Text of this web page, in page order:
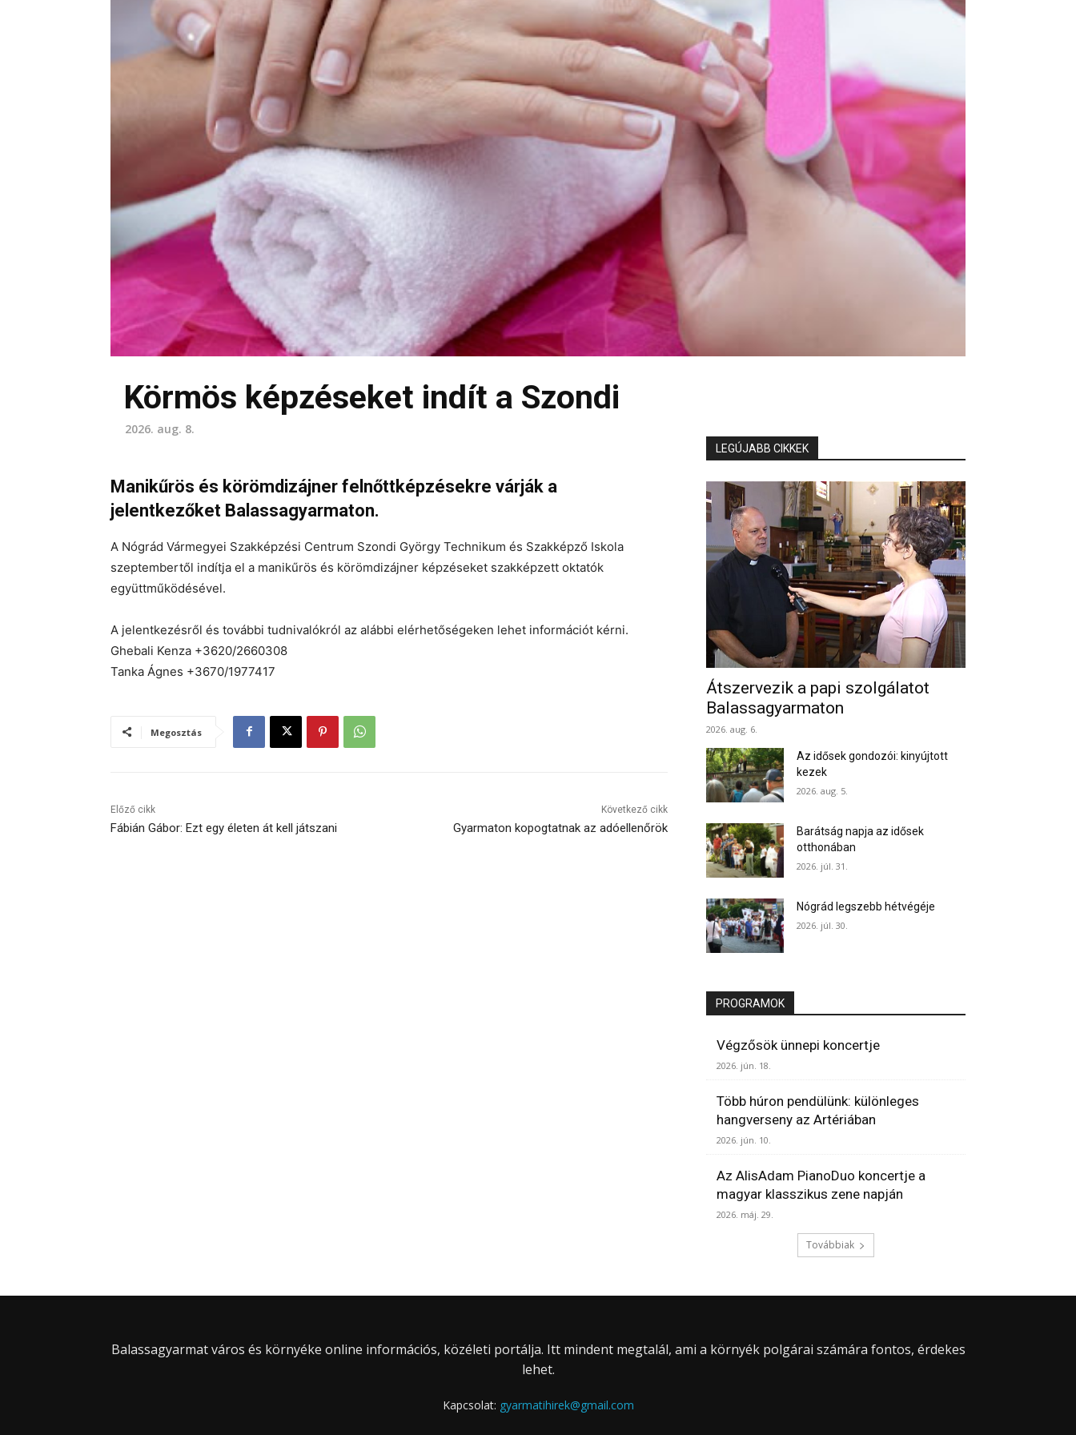
Körmös képzéseket indít a Szondi
2026. aug. 8.
Manikűrös és körömdizájner felnőttképzésekre várják a
jelentkezőket Balassagyarmaton.
A Nógrád Vármegyei Szakképzési Centrum Szondi György Technikum és Szakképző Iskola
szeptembertől indítja el a manikűrös és körömdizájner képzéseket szakképzett oktatók
együttműködésével.
A jelentkezésről és további tudnivalókról az alábbi elérhetőségeken lehet információt kérni.
Ghebali Kenza +3620/2660308
Tanka Ágnes +3670/1977417
Megosztás
Előző cikk
Fábián Gábor: Ezt egy életen át kell játszani
Következő cikk
Gyarmaton kopogtatnak az adóellenőrök
LEGÚJABB CIKKEK
Átszervezik a papi szolgálatot
Balassagyarmaton
2026. aug. 6.
Az idősek gondozói: kinyújtott
kezek
2026. aug. 5.
Barátság napja az idősek
otthonában
2026. júl. 31.
Nógrád legszebb hétvégéje
2026. júl. 30.
PROGRAMOK
Végzősök ünnepi koncertje
2026. jún. 18.
Több húron pendülünk: különleges
hangverseny az Artériában
2026. jún. 10.
Az AlisAdam PianoDuo koncertje a
magyar klasszikus zene napján
2026. máj. 29.
Továbbiak
Balassagyarmat város és környéke online információs, közéleti portálja. Itt mindent megtalál, ami a környék polgárai számára fontos, érdekes
lehet.
Kapcsolat: gyarmatihirek@gmail.com